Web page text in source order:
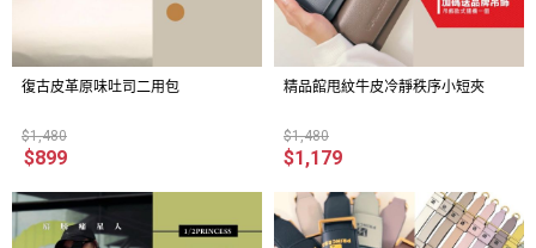
復古皮革原味吐司二用包
$1,480
$899
精品館甩紋牛皮冷靜秩序小短夾
$1,480
$1,179